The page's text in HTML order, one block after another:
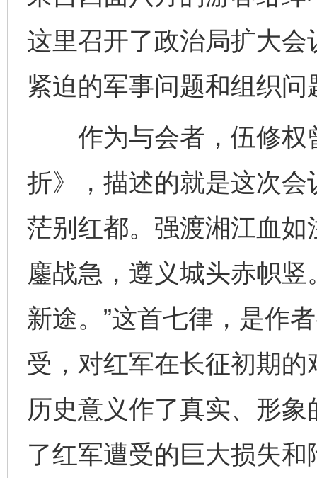
这里召开了政治局扩大
紧迫的军事问题和组织问
作为与会者，伍修权
折》，描述的就是这次会
茫别红都。强渡湘江血
鏖战急，遵义城头赤帜
新途。”这首七律，是作
受，对红军在长征初期
历史意义作了真实、形
了红军遭受的巨大损失